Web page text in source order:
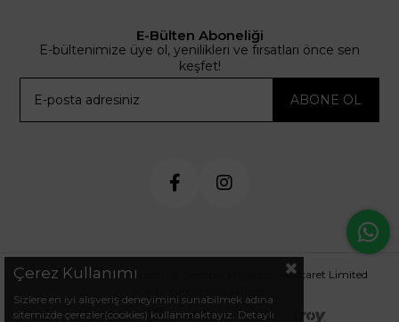
E-Bülten Aboneliği
E-bültenimize üye ol, yenilikleri ve fırsatları önce sen
keşfet!
ABONE OL
© 2024 .arminetrend.com.tr. Sembol Mağazacılık Ticaret Limited
Çerez Kullanımı
Sizlere en iyi alışveriş deneyimini sunabilmek adına
sitemizde çerezler(cookies) kullanmaktayız. Detaylı